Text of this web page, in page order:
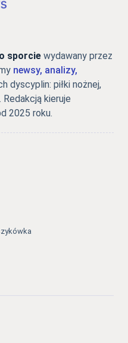
sporcie wydawany przez
newsy, analizy,
dyscyplin: piłki nożnej,
kieruje
2025 roku.